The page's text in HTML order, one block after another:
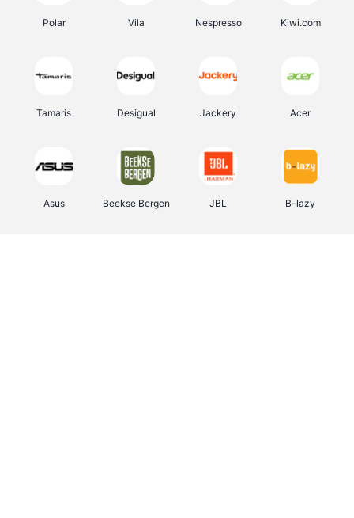
Polar Vila Nespresso Kiwi.com
Tamaris Desigual Jackery Acer
Asus Beekse Bergen JBL B-lazy